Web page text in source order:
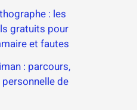
: les
gratuits pour
et fautes
: parcours,
de